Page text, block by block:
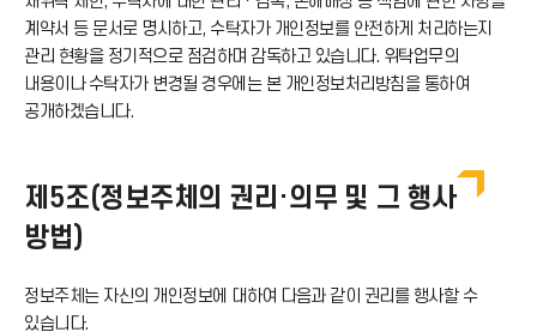
드
계약서 등 문서로 명시하고, 수탁자가 개인정보를 안전하게 처리하는지
관리 현황을 정기적으로 점검하며 감독하고 있습니다. 위탁업무의
내용이나 수탁자가 변경될 경우에는 본 개인정보처리방침을 통하여
공개하겠습니다.
제5조(정보주체의 권리·의무 및 그 행사
방법)
정보주체는 자신의 개인정보에 대하여 다음과 같이 권리를 행사할 수
있습니다.